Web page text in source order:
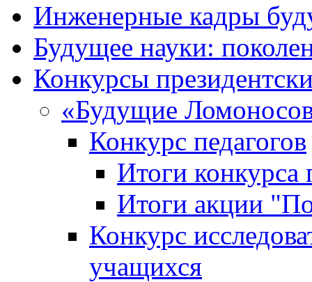
Инженерные кадры
Будущее науки:
Конкурсы
«Будущие
Конкурс педагогов
Итоги конкурса
Итоги акции
Конкурс
учащихся